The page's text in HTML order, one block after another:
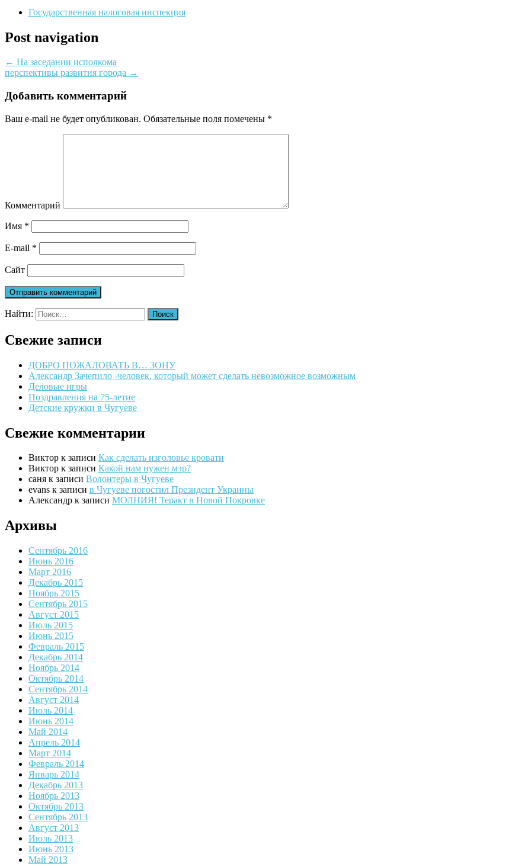
Государственная налоговая инспекция
Post navigation
← На заседании исполкома
перспективы развития города →
Добавить комментарий
Ваш e-mail не будет опубликован. Обязательные поля помечены *
Комментарий
Имя *
E-mail *
Сайт
Найти:
Свежие записи
ДОБРО ПОЖАЛОВАТЬ В… ЗОНУ
Александр Зачепило -человек, который может сделать невозможное возможным
Деловые игры
Поздравления на 75-летие
Детские кружки в Чугуеве
Свежие комментарии
Виктор к записи Как сделать изголовье кровати
Виктор к записи Какой нам нужен мэр?
саня к записи Волонтеры в Чугуеве
evans к записи в Чугуеве погостил Президент Украины
Александр к записи МОЛНИЯ! Теракт в Новой Покровке
Архивы
Сентябрь 2016
Июнь 2016
Март 2016
Декабрь 2015
Ноябрь 2015
Сентябрь 2015
Август 2015
Июль 2015
Июнь 2015
Февраль 2015
Декабрь 2014
Ноябрь 2014
Октябрь 2014
Сентябрь 2014
Август 2014
Июль 2014
Июнь 2014
Май 2014
Апрель 2014
Март 2014
Февраль 2014
Январь 2014
Декабрь 2013
Ноябрь 2013
Октябрь 2013
Сентябрь 2013
Август 2013
Июль 2013
Июнь 2013
Май 2013